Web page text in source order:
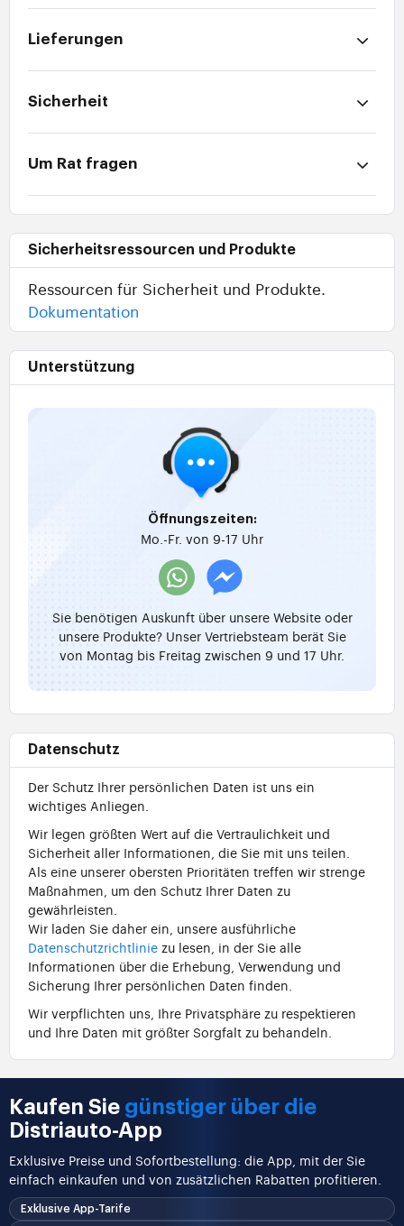
Lieferungen
Sicherheit
Um Rat fragen
Sicherheitsressourcen und Produkte
Ressourcen für Sicherheit und Produkte.
Dokumentation
Unterstützung
Öffnungszeiten:
Mo.-Fr. von 9-17 Uhr
Sie benötigen Auskunft über unsere Website oder
unsere Produkte? Unser Vertriebsteam berät Sie
von Montag bis Freitag zwischen 9 und 17 Uhr.
Datenschutz
Der Schutz Ihrer persönlichen Daten ist uns ein
wichtiges Anliegen.
Wir legen größten Wert auf die Vertraulichkeit und
Sicherheit aller Informationen, die Sie mit uns teilen.
Als eine unserer obersten Prioritäten treffen wir strenge
Maßnahmen, um den Schutz Ihrer Daten zu
gewährleisten.
Wir laden Sie daher ein, unsere ausführliche
Datenschutzrichtlinie zu lesen, in der Sie alle
Informationen über die Erhebung, Verwendung und
Sicherung Ihrer persönlichen Daten finden.
Wir verpflichten uns, Ihre Privatsphäre zu respektieren
und Ihre Daten mit größter Sorgfalt zu behandeln.
Kaufen Sie günstiger über die
Distriauto-App
Exklusive Preise und Sofortbestellung: die App, mit der Sie
einfach einkaufen und von zusätzlichen Rabatten profitieren.
Exklusive App-Tarife